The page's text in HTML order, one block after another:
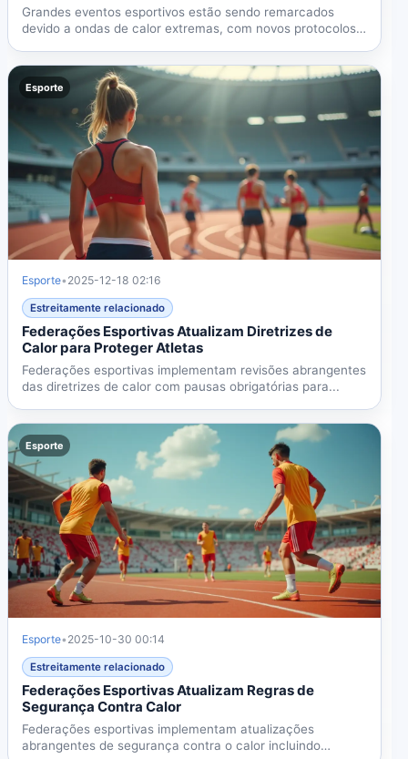
Grandes eventos esportivos estão sendo remarcados
devido a ondas de calor extremas, com novos protocolos
Esporte
Esporte• 2025-12-18 02:16
Estreitamente relacionado
Federações Esportivas Atualizam Diretrizes de
Calor para Proteger Atletas
Federações esportivas implementam revisões abrangentes
das diretrizes de calor com pausas obrigatórias para...
Esporte
Esporte• 2025-10-30 00:14
Estreitamente relacionado
Federações Esportivas Atualizam Regras de
Segurança Contra Calor
Federações esportivas implementam atualizações
abrangentes de segurança contra o calor incluindo